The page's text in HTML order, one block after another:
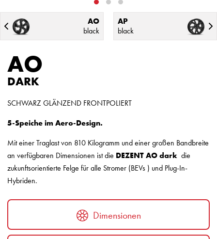
AO
black
AP
black
AO
DARK
SCHWARZ GLÄNZEND FRONTPOLIERT
5-Speiche im Aero-Design.
Mit einer Traglast von 810 Kilogramm und einer großen Bandbreite
an verfügbaren Dimensionen ist die DEZENT AO dark die
zukunftsorientierte Felge für alle Stromer (BEVs ) und Plug-In-
Hybriden.
Dimensionen